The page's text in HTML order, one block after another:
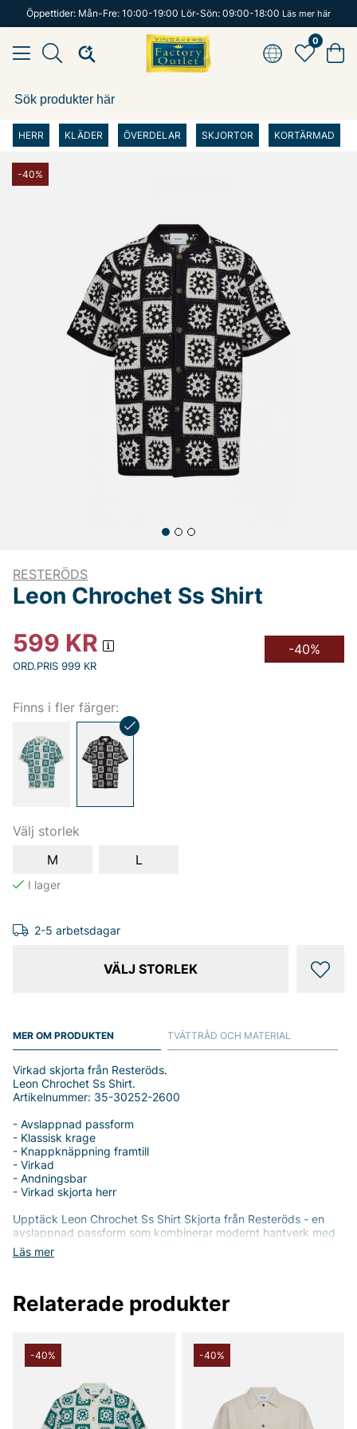
Öppettider: Mån-Fre: 10:00-19:00 Lör-Sön: 09:00-18:00 Läs mer här
0
HERR KLÄDER ÖVERDELAR SKJORTOR KORTÄRMAD
-40%
RESTERÖDS
Leon Chrochet Ss Shirt
599 KR
ORD.PRIS 999 KR
-40%
Finns i fler färger:
Välj storlek
M
L
2-5 arbetsdagar
VÄLJ STORLEK
MER OM PRODUKTEN
Läs mer
Virkad skjorta från Resteröds.
Leon Chrochet Ss Shirt.
Artikelnummer: 35-30252-2600
- Avslappnad passform
- Klassisk krage
- Knappknäppning framtill
- Virkad
- Andningsbar
- Virkad skjorta herr
Upptäck Leon Chrochet Ss Shirt Skjorta från Resteröds - en
avslappnad passform som kombinerar modernt hantverk med
vardagsflexibilitet. Den virkade texturen ger ett unikt, somrigt
uttryck som passar lika bra till jeans som till chinos, allt medan
Skjortan är tillverkad i en bekväm bomulls- och akrylblandning
andningsförmåga utan att kompromissa med slitstyrkan. Den
andningsbara materialen gör Leon Chrochet Ss Shirt bekväm
att bära under varmare dagar och i temperaturväxlingar,
samtidigt som den virkade strukturen ger en luftig känsla och
ett stilfullt uttryck.
Med sin avslappnade passform och virkade design skapa en
TVÄTTRÅD OCH MATERIAL
Relaterade produkter
-40% -40%